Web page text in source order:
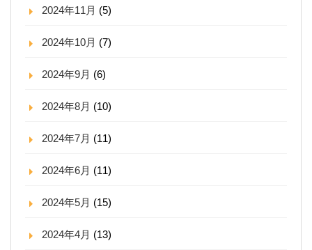
2024年11月 (5)
2024年10月 (7)
2024年9月 (6)
2024年8月 (10)
2024年7月 (11)
2024年6月 (11)
2024年5月 (15)
2024年4月 (13)